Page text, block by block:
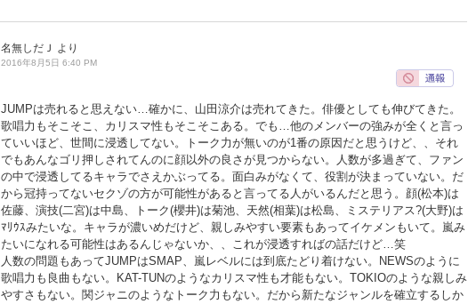
名無しだＪ より
2016年8月5日 6:40 PM
JUMPは売れると思えない…確かに、山田涼介は売れてきた。俳優としても伸びてきた。
歌唱力もそこそこ、カリスマ性もそこそこある。でも…他のメンバーの強みが全くと言っ
ていいほど、世間に浸透してない。トーク力が無いのが1番の原因だと思うけど、、それ
でもあんなゴリ押しされてんのに顔以外の良さが見つからない。人数が多過ぎて、ファン
の中で浸透してるキャラでさえかぶってる。面白みがなくて、役割が決まっていない。だ
から冠持ってないセクゾの方が可能性があると言ってる人がいるんだと思う。顔(松本)は
佐藤、演技(二宮)は中島、トーク(櫻井)は菊池、天然(相葉)は松島、ミステリアス?(大野)は
ﾏﾘｳｽみたいな。キャラが濃いめだけど、親しみやすい要素もあってイケメンもいて。嵐み
たいになれる可能性はあるんじゃないか、、これが浸透すればの話だけど…笑
人数の問題もあってJUMPはSMAP、嵐レベルには到底たどり着けない。NEWSのように
歌唱力も良曲もない。KAT-TUNのようなカリスマ性も才能もない。TOKIOのような親しみ
やすさもない。関ジャニのようなトーク力もない。だから新たなジャンルを確立するしか